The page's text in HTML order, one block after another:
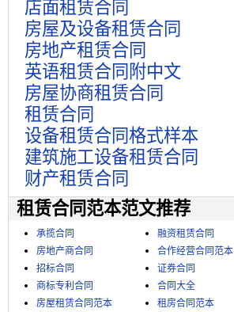
店面租赁合同
房屋及设备租赁合同
房地产租赁合同
英语租赁合同附中文
房屋协商租赁合同
租赁合同
设备租赁合同格式样本
建筑施工设备租赁合同
财产租赁合同
租赁合同范本范文推荐
承揽合同 融资租赁合同
房地产商合同
合作经营合同范本
招标合同
证券合同
商标专利合同
合同大全
房屋租赁合同范本
租房合同范本